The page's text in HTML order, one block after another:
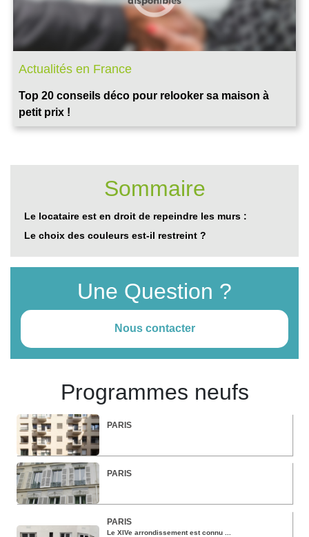
Actualités en France
Top 20 conseils déco pour relooker sa maison à
petit prix !
Sommaire
Le locataire est en droit de repeindre les murs :
Le choix des couleurs est-il restreint ?
Une Question ?
Nous contacter
Programmes neufs
PARIS
PARIS
PARIS
Le XIVe arrondissement est connu ...